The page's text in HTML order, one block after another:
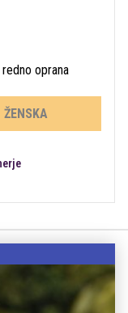
oprana
ŽENSKA